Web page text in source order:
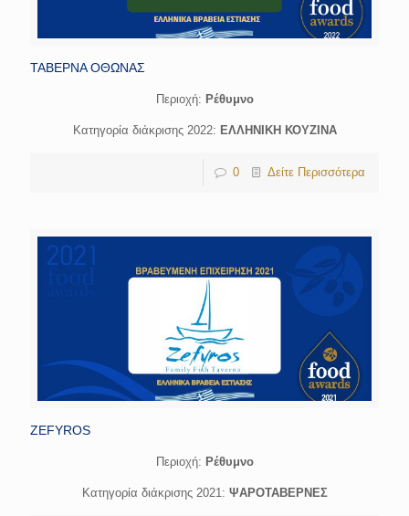
ΤΑΒΕΡΝΑ ΟΘΩΝΑΣ
Περιοχή: Ρέθυμνο
Κατηγορία διάκρισης 2022: ΕΛΛΗΝΙΚΗ ΚΟΥΖΙΝΑ
0 Δείτε Περισσότερα
ZEFYROS
Περιοχή: Ρέθυμνο
Κατηγορία διάκρισης 2021: ΨΑΡΟΤΑΒΕΡΝΕΣ